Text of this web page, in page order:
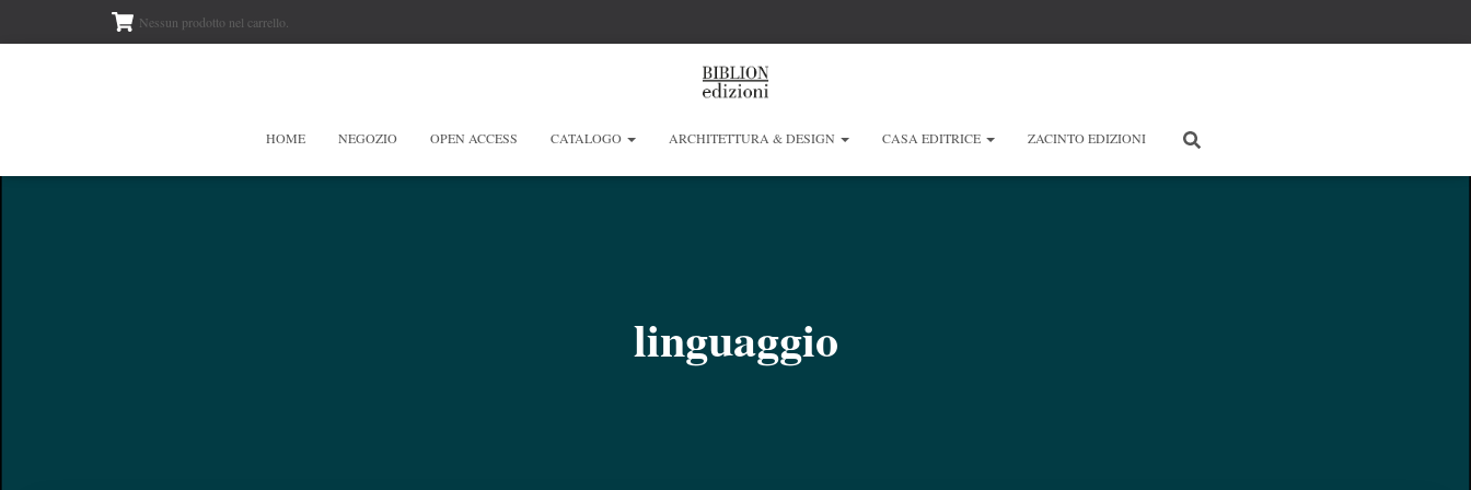
Nessun prodotto nel carrello.
HOME NEGOZIO OPEN ACCESS CATALOGO ARCHITETTURA & DESIGN CASA EDITRICE ZACINTO EDIZIONI
linguaggio